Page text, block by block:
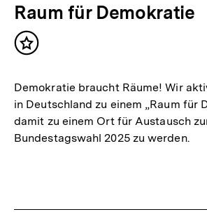
Raum für Demokratie
Inhalt
Demokratie braucht Räume! Wir
in Deutschland zu einem „Raum für
damit zu einem Ort für Austausch
Bundestagswahl 2025 zu werden.